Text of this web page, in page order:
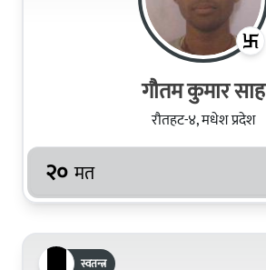
गौतम कुमार साह
रौतहट-४, मधेश प्रदेश
२० मत
स्वतन्त्र